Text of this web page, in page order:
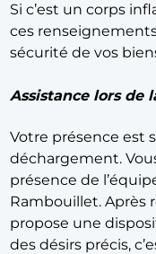
Si c’est un corps
ces
sécurité de vos
Assistance lors de
Votre présence est
déchargement.
présence de
Rambouillet. Après
propose une
des désirs précis,